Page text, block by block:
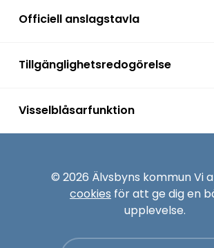
Officiell anslagstavla
Tillgänglighetsredogörelse
Visselblåsarfunktion
© 2026 Älvsbyns kommun Vi
cookies för att ge dig en
upplevelse.